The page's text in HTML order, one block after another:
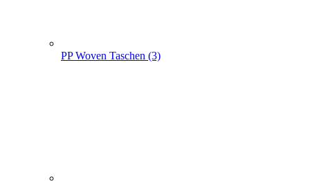
PP Woven Taschen (3)